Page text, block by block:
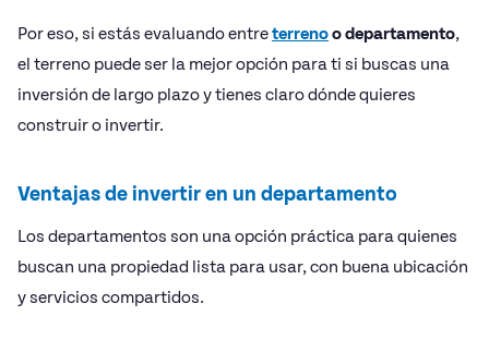
Por eso, si estás evaluando entreterrenoo departamento,
el terreno puede ser la mejor opción para ti si buscas una
inversión de largo plazo y tienes claro dónde quieres
construir o invertir.
Ventajas de invertir en un departamento
Los departamentos son una opción práctica para quienes
buscan una propiedad lista para usar, con buena ubicación
y servicios compartidos.